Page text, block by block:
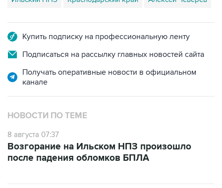
Купить подписку на профессиональную ленту
Подписаться на рассылку главных новостей сайта
Получать оперативные новости в официальном
канале
НОВОСТИ ПО ТЕМЕ
8 августа 07:37
Возгорание на Ильском НПЗ произошло
после падения обломков БПЛА